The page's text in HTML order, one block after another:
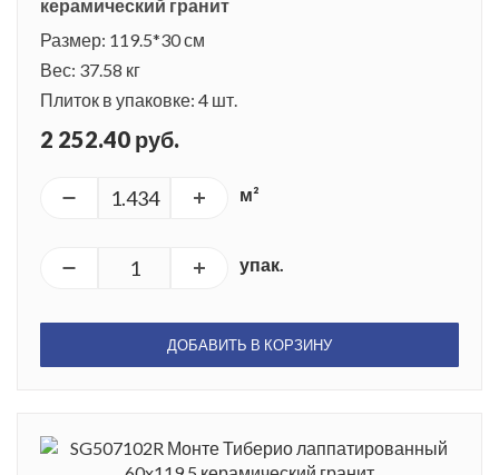
керамический гранит
Размер: 119.5*30 см
Вес: 37.58 кг
Плиток в упаковке: 4 шт.
2 252.40 руб.
м²
упак.
ДОБАВИТЬ В КОРЗИНУ